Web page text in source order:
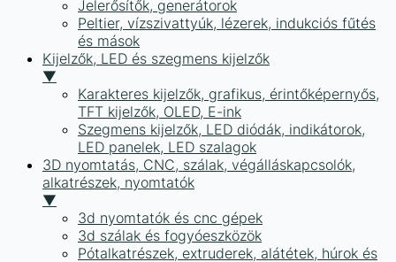
Jelerősítők, generátorok
Peltier, vízszivattyúk, lézerek, indukciós fűtés
és mások
Kijelzők, LED és szegmens kijelzők
▼
Karakteres kijelzők, grafikus, érintőképernyős,
TFT kijelzők, OLED, E-ink
Szegmens kijelzők, LED diódák, indikátorok,
LED panelek, LED szalagok
3D nyomtatás, CNC, szálak, végálláskapcsolók,
alkatrészek, nyomtatók
▼
3d nyomtatók és cnc gépek
3d szálak és fogyóeszközök
Pótalkatrészek, extruderek, alátétek, húrok és